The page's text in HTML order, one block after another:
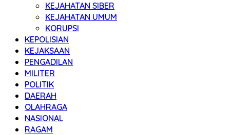
KEJAHATAN SIBER
KEJAHATAN UMUM
KORUPSI
KEPOLISIAN
KEJAKSAAN
PENGADILAN
MILITER
POLITIK
DAERAH
OLAHRAGA
NASIONAL
RAGAM